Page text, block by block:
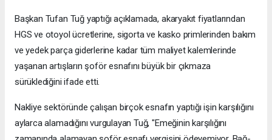
Başkan Tufan Tuğ yaptığı açıklamada, akaryakıt fiyatlarından
HGS ve otoyol ücretlerine, sigorta ve kasko primlerinden bakım
ve yedek parça giderlerine kadar tüm maliyet kalemlerinde
yaşanan artışların şoför esnafını büyük bir çıkmaza
sürüklediğini ifade etti.
Nakliye sektöründe çalışan birçok esnafın yaptığı işin karşılığını
aylarca alamadığını vurgulayan Tuğ, "Emeğinin karşılığını